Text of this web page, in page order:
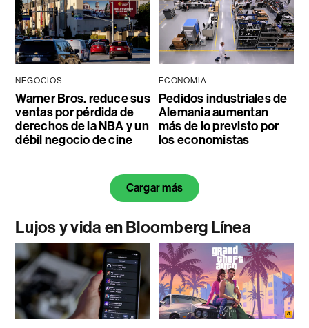
NEGOCIOS
Warner Bros. reduce sus
ventas por pérdida de
derechos de la NBA y un
débil negocio de cine
ECONOMÍA
Pedidos industriales de
Alemania aumentan
más de lo previsto por
los economistas
Cargar más
Lujos y vida en Bloomberg Línea